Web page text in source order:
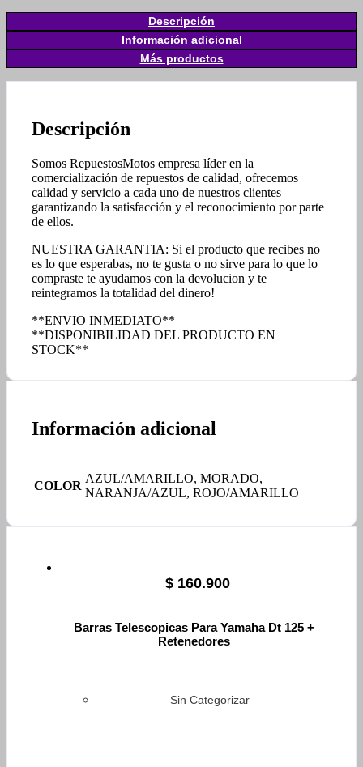
Descripción
Información adicional
Más productos
Descripción
Somos RepuestosMotos empresa líder en la
comercialización de repuestos de calidad, ofrecemos
calidad y servicio a cada uno de nuestros clientes
garantizando la satisfacción y el reconocimiento por parte
de ellos.
NUESTRA GARANTIA: Si el producto que recibes no
es lo que esperabas, no te gusta o no sirve para lo que lo
compraste te ayudamos con la devolucion y te
reintegramos la totalidad del dinero!
**ENVIO INMEDIATO**
**DISPONIBILIDAD DEL PRODUCTO EN
STOCK**
Información adicional
COLOR
AZUL/AMARILLO, MORADO,
NARANJA/AZUL, ROJO/AMARILLO
$ 160.900
Barras Telescopicas Para Yamaha Dt 125 +
Retenedores
Sin Categorizar